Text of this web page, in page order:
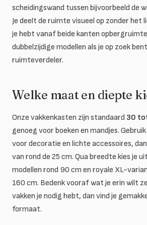
scheidingswand tussen bijvoorbeeld de
Je deelt de ruimte visueel op zonder het
je hebt vanaf beide kanten
dubbelzijdige modellen als je op zoek
ruimteverdeler.
Welke maat en diepte
Onze vakkenkasten zijn standaard 30
genoeg voor boeken en mandjes.
voor decoratie en lichte accessoires,
van rond de 25 cm. Qua breedte kies je
modellen rond 90 cm en royale XL-
160 cm. Bedenk vooraf wat je erin wilt
vakken je nodig hebt, dan vind je
formaat.